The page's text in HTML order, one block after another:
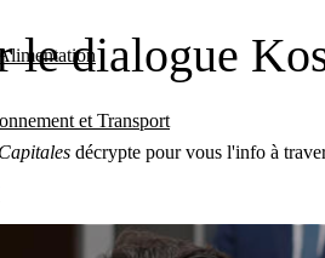
et Transport
le dialogue
décrypte pour vous l'info à